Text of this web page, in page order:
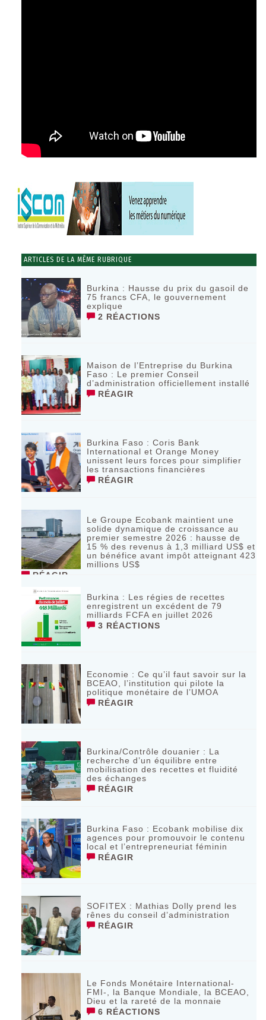
ARTICLES DE LA MÊME RUBRIQUE
Burkina : Hausse du prix du gasoil de
75 francs CFA, le gouvernement
explique
2 RÉACTIONS
Maison de l’Entreprise du Burkina
Faso : Le premier Conseil
d’administration officiellement installé
RÉAGIR
Burkina Faso : Coris Bank
International et Orange Money
unissent leurs forces pour simplifier
les transactions financières
RÉAGIR
Le Groupe Ecobank maintient une
solide dynamique de croissance au
premier semestre 2026 : hausse de
15 % des revenus à 1,3 milliard US$ et
un bénéfice avant impôt atteignant 423
millions US$
RÉAGIR
Burkina : Les régies de recettes
enregistrent un excédent de 79
milliards FCFA en juillet 2026
3 RÉACTIONS
Economie : Ce qu’il faut savoir sur la
BCEAO, l’institution qui pilote la
politique monétaire de l’UMOA
RÉAGIR
Burkina/Contrôle douanier : La
recherche d’un équilibre entre
mobilisation des recettes et fluidité
des échanges
RÉAGIR
Burkina Faso : Ecobank mobilise dix
agences pour promouvoir le contenu
local et l’entrepreneuriat féminin
RÉAGIR
SOFITEX : Mathias Dolly prend les
rênes du conseil d’administration
RÉAGIR
Le Fonds Monétaire International-
FMI-, la Banque Mondiale, la BCEAO,
Dieu et la rareté de la monnaie
6 RÉACTIONS